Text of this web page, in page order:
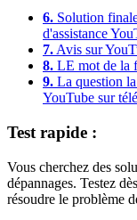
6. Solution
d'assistance
7. Avis sur
8. LE mot de la
9. La question
YouTube sur
Test rapide :
Vous cherchez des
dépannages. Testez
résoudre le problème